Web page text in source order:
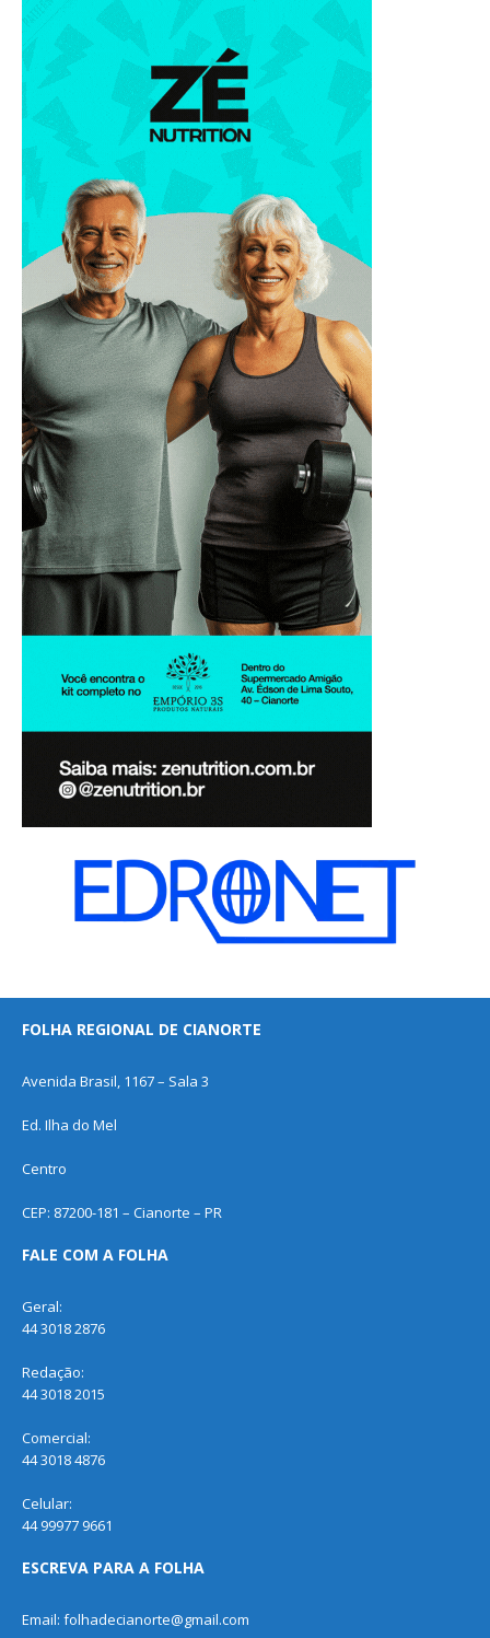
FOLHA REGIONAL DE CIANORTE
Avenida Brasil, 1167 – Sala 3
Ed. Ilha do Mel
Centro
CEP: 87200-181 – Cianorte – PR
FALE COM A FOLHA
Geral:
44 3018 2876
Redação:
44 3018 2015
Comercial:
44 3018 4876
Celular:
44 99977 9661
ESCREVA PARA A FOLHA
Email: folhadecianorte@gmail.com